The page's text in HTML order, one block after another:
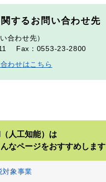
するお問い合わせ先
合わせ先
Fax：0553-23-2800
わせはこちら
人工知能）は
んなページをおすすめします
対象事業